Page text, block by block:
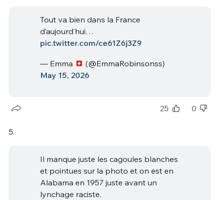
Tout va bien dans la France
d’aujourd’hui…
pic.twitter.com/ce61Z6j3Z9
— Emma
(@EmmaRobinsonss)
May 15, 2026
25 0
5.
Il manque juste les cagoules blanches
et pointues sur la photo et on est en
Alabama en 1957 juste avant un
lynchage raciste.